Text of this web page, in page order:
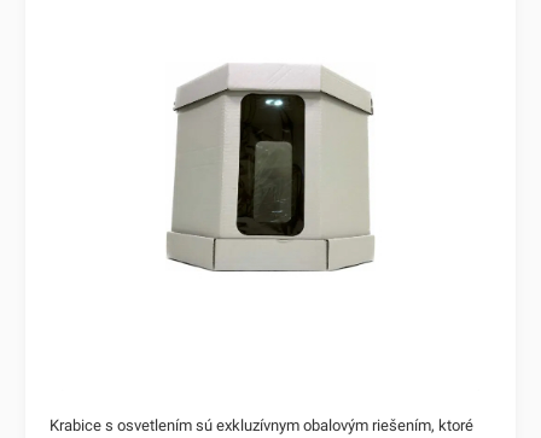
Krabice s osvetlením sú exkluzívnym obalovým riešením, ktoré